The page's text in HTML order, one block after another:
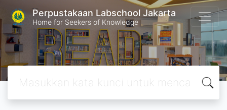
Perpustakaan Labschool Jakarta
Home for Seekers of Knowledge